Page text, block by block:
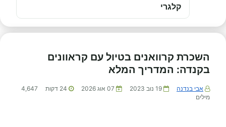
קלגרי
השכרת קרוואנים בטיול עם קראוונים
בקנדה: המדריך המלא
אבי בנדנה 19 נוב 2023 07 אוג 2026 24 דקות
4,647
מילים